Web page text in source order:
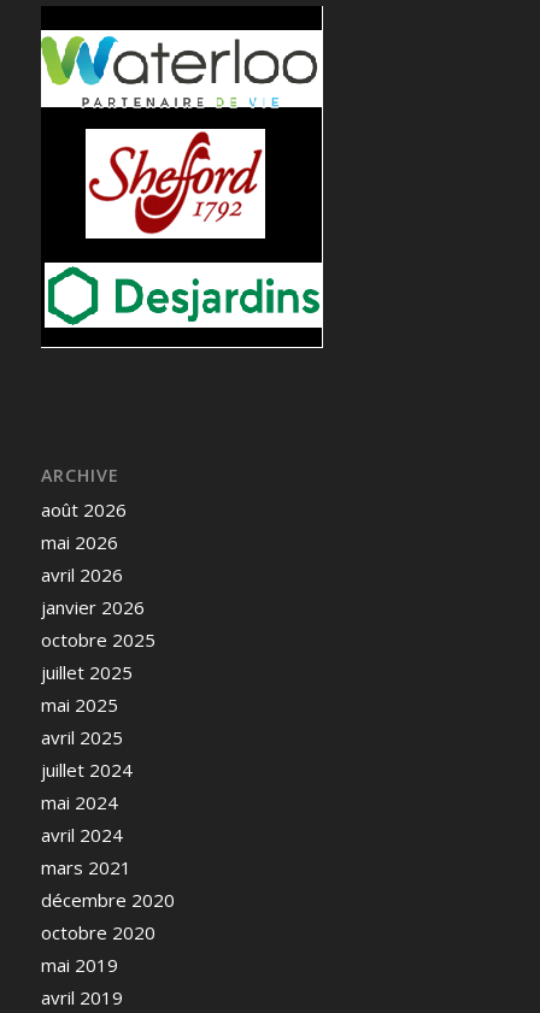
ARCHIVE
août 2026
mai 2026
avril 2026
janvier 2026
octobre 2025
juillet 2025
mai 2025
avril 2025
juillet 2024
mai 2024
avril 2024
mars 2021
décembre 2020
octobre 2020
mai 2019
avril 2019